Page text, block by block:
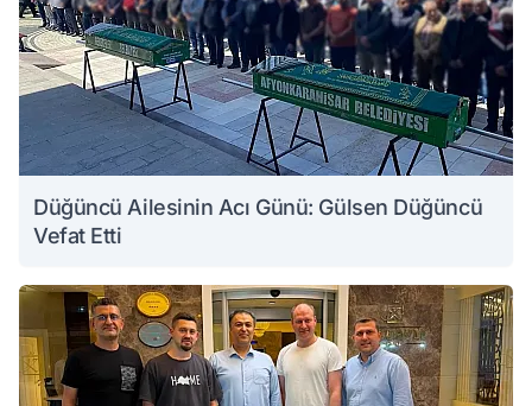
Düğüncü Ailesinin Acı Günü: Gülsen Düğüncü
Vefat Etti